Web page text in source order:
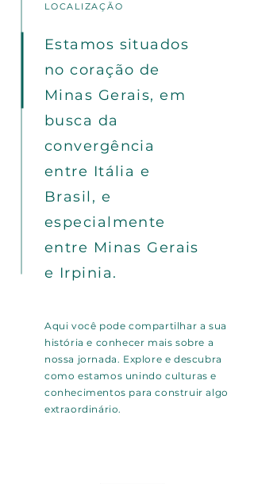
LOCALIZAÇÃO
Estamos situados
no coração de
Minas Gerais, em
busca da
convergência
entre Itália e
Brasil, e
especialmente
entre Minas Gerais
e Irpinia.
Aqui você pode compartilhar a sua
história e conhecer mais sobre a
nossa jornada. Explore e descubra
como estamos unindo culturas e
conhecimentos para construir algo
extraordinário.